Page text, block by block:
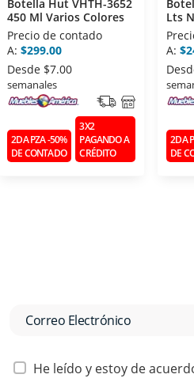
Botella Hut VHTH-3652
450 Ml Varios Colores
Precio de contado
A: $299.00
Desde $7.00
semanales
2DA PZA -50%
DE CONTADO
3X2
PAGANDO A
CRÉDITO
Lts
A:
2DA
DE
He leído y estoy de